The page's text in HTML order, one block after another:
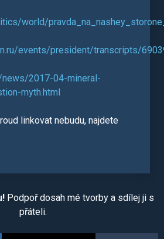
world/
events/president/transcripts/
2017-04-mineral-
myth.html
linkovat nebudu, najdete
Podpoř dosah mé tvorby a sdílej ji s
přáteli.